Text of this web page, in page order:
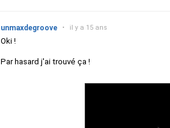
unmaxdegroove • il y a 15 ans
Oki !
Par hasard j'ai trouvé ça !